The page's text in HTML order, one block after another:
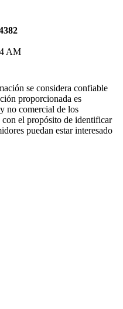
AM
se considera confiable
proporcionada es
no comercial de los
el propósito de identificar
puedan estar interesado